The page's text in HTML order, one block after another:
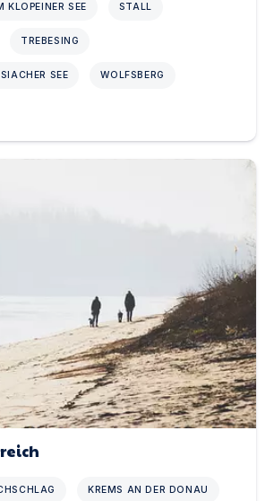
SEE STALL
TREBESING
SEE WOLFSBERG
KREMS AN DER DONAU